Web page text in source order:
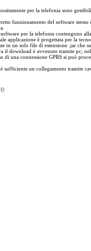
per la telefonia sono
funzionamento del software
per la telefonia contengono
applicazione è progettata per la
in un solo file di estensione .jar che
il download è avvenuto tramite pc;
di una connessione GPRS si può
sufficiente un collegamento tramite